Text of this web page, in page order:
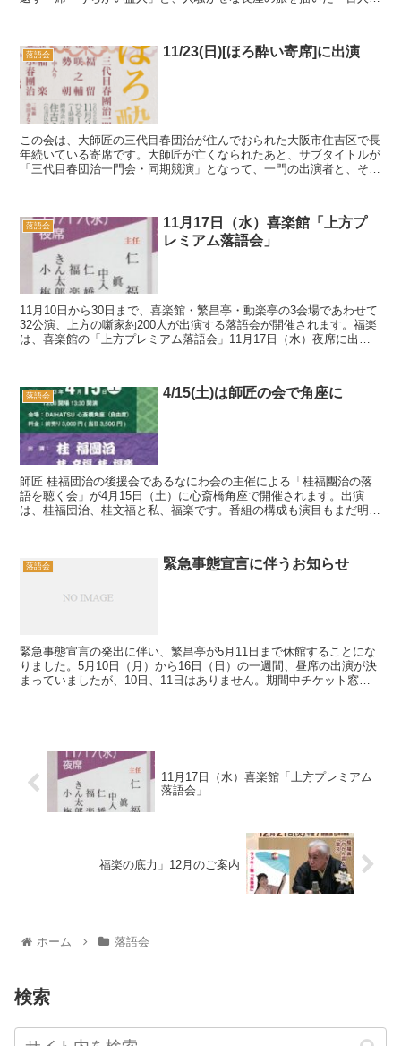
落語会 11/23(日)[ほろ酔い寄席]に出演
この会は、大師匠の三代目春団治が住んでおられた大阪市住吉区で長
年続いている寄席です。大師匠が亡くなられたあと、サブタイトルが
「三代目春団治一門会・同期競演」となって、一門の出演者と、その
落語会
11月17日（水）喜楽館「上方プ
レミアム落語会」
11月10日から30日まで、喜楽館・繁昌亭・動楽亭の3会場であわせて
32公演、上方の噺家約200人が出演する落語会が開催されます。福楽
は、喜楽館の「上方プレミアム落語会」11月17日（水）夜席に出演
落語会 4/15(土)は師匠の会で角座に
師匠 桂福団治の後援会であるなにわ会の主催による「桂福團治の落
語を聴く会」が4月15日（土）に心斎橋角座で開催されます。出演
は、桂福団治、桂文福と私、福楽です。番組の構成も演目もまだ明か
落語会 緊急事態宣言に伴うお知らせ
緊急事態宣言の発出に伴い、繁昌亭が5月11日まで休館することにな
りました。5月10日（月）から16日（日）の一週間、昼席の出演が決
まっていましたが、10日、11日はありません。期間中チケット窓口
11月17日（水）喜楽館「上方プレミアム
落語会」
福楽の底力」12月のご案内
ホーム 落語会
検索